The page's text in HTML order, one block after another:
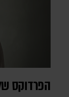
הפרדוקס